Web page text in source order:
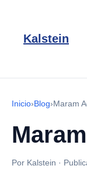
Kalstein
Inicio›Blog›Maram
Por Kalstein ·